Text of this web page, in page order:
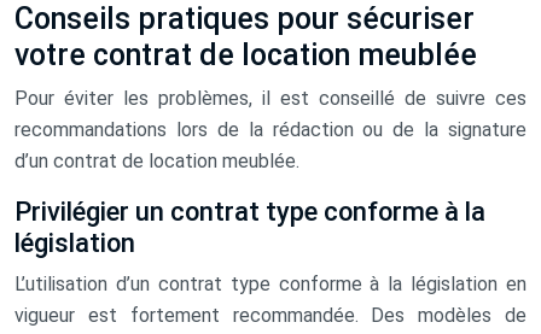
Conseils pratiques pour sécuriser
votre contrat de location meublée
Pour éviter les problèmes, il est conseillé de suivre ces
recommandations lors de la rédaction ou de la signature
d’un contrat de location meublée.
Privilégier un contrat type conforme à la
législation
L’utilisation d’un contrat type conforme à la législation en
vigueur est fortement recommandée. Des modèles de